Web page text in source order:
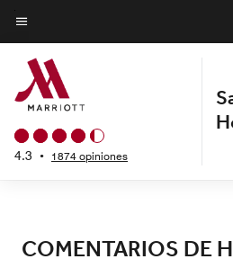
Skip
to
main
content
Texto del menú
4.3 • 1874 opiniones
COMENTARIOS DE